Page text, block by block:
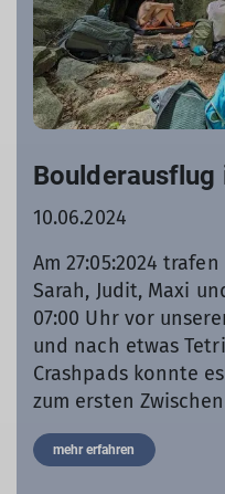
Boulderausflug
10.06.2024
Am 27:05:2024
Sarah, Judit, Maxi
07:00 Uhr vor
und nach etwas
Crashpads konnte
zum ersten
mehr erfahren